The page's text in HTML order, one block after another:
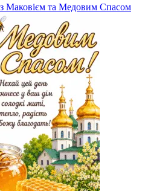
з Маковієм та Медовим Спасом